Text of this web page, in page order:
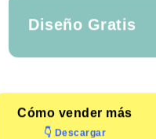
Diseño Gratis
Cómo vender más
👇 Descargar